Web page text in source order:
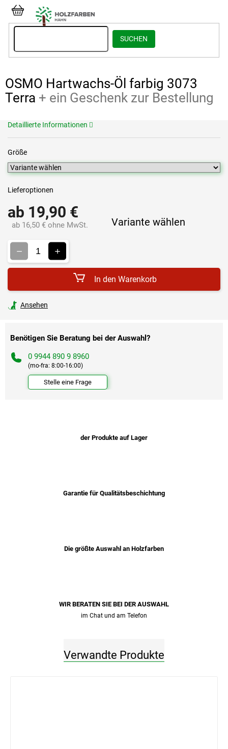
Inhalt
springen
SUCHEN
WARENKORB
OSMO Hartwachs-Öl farbig 3073
Terra + ein Geschenk zur Bestellung
ab 19,90 €
ab 16,50 € ohne MwSt. Variante wählen
Größe
Lieferoptionen
In den Warenkorb
Detaillierte Informationen
Ansehen
Benötigen Sie Beratung bei der Auswahl?
0 9944 890 9 8960
(mo-fra: 8:00-16:00)
Stelle eine Frage
der Produkte auf Lager
Garantie für Qualitätsbeschichtung
Die größte Auswahl an Holzfarben
WIR BERATEN SIE BEI ​​DER AUSWAHL
im Chat und am Telefon
Verwandte Produkte